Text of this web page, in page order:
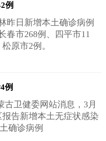
例
日新增本土确诊病例
春市268例、四平市11
松原市2例。
例
卫健委网站消息，3月
告新增本土无症状感染
确诊病例